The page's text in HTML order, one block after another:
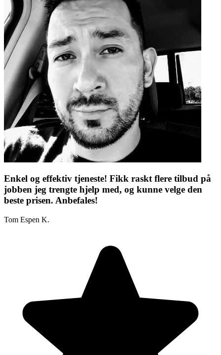
Enkel og effektiv tjeneste! Fikk raskt flere tilbud på
jobben jeg trengte hjelp med, og kunne velge den
beste prisen. Anbefales!
Tom Espen K.